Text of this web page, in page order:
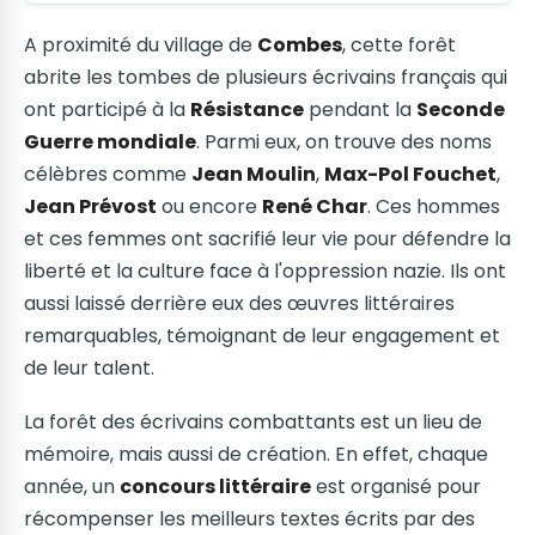
A proximité du village de Combes, cette forêt
abrite les tombes de plusieurs écrivains français qui
ont participé à la Résistance pendant la Seconde
Guerre mondiale. Parmi eux, on trouve des noms
célèbres comme Jean Moulin, Max-Pol Fouchet,
Jean Prévost ou encore René Char. Ces hommes
et ces femmes ont sacrifié leur vie pour défendre la
liberté et la culture face à l'oppression nazie. Ils ont
aussi laissé derrière eux des œuvres littéraires
remarquables, témoignant de leur engagement et
de leur talent.
La forêt des écrivains combattants est un lieu de
mémoire, mais aussi de création. En effet, chaque
année, un concours littéraireest organisé pour
récompenser les meilleurs textes écrits par des